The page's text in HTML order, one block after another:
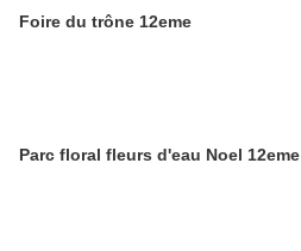
Foire du trône 12eme
Parc floral fleurs d'eau Noel 12eme